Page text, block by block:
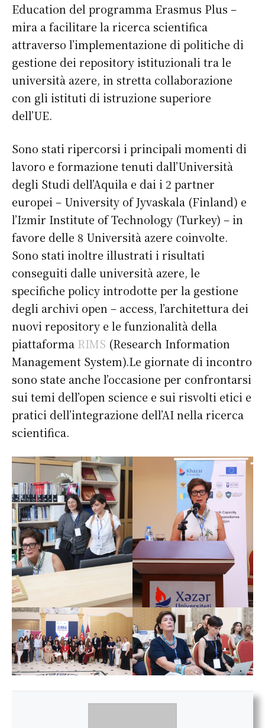
Education del programma Erasmus Plus –
mira a facilitare la ricerca scientifica
attraverso l’implementazione di politiche di
gestione dei repository istituzionali tra le
università azere, in stretta collaborazione
con gli istituti di istruzione superiore
dell’UE.
Sono stati ripercorsi i principali momenti di
lavoro e formazione tenuti dall’Università
degli Studi dell’Aquila e dai i 2 partner
europei – University of Jyvaskala (Finland) e
l’Izmir Institute of Technology (Turkey) – in
favore delle 8 Università azere coinvolte.
Sono stati inoltre illustrati i risultati
conseguiti dalle università azere, le
specifiche policy introdotte per la gestione
degli archivi open – access, l’architettura dei
nuovi repository e le funzionalità della
piattaforma RIMS (Research Information
Management System).Le giornate di incontro
sono state anche l’occasione per confrontarsi
sui temi dell’open science e sui risvolti etici e
pratici dell’integrazione dell’AI nella ricerca
scientifica.